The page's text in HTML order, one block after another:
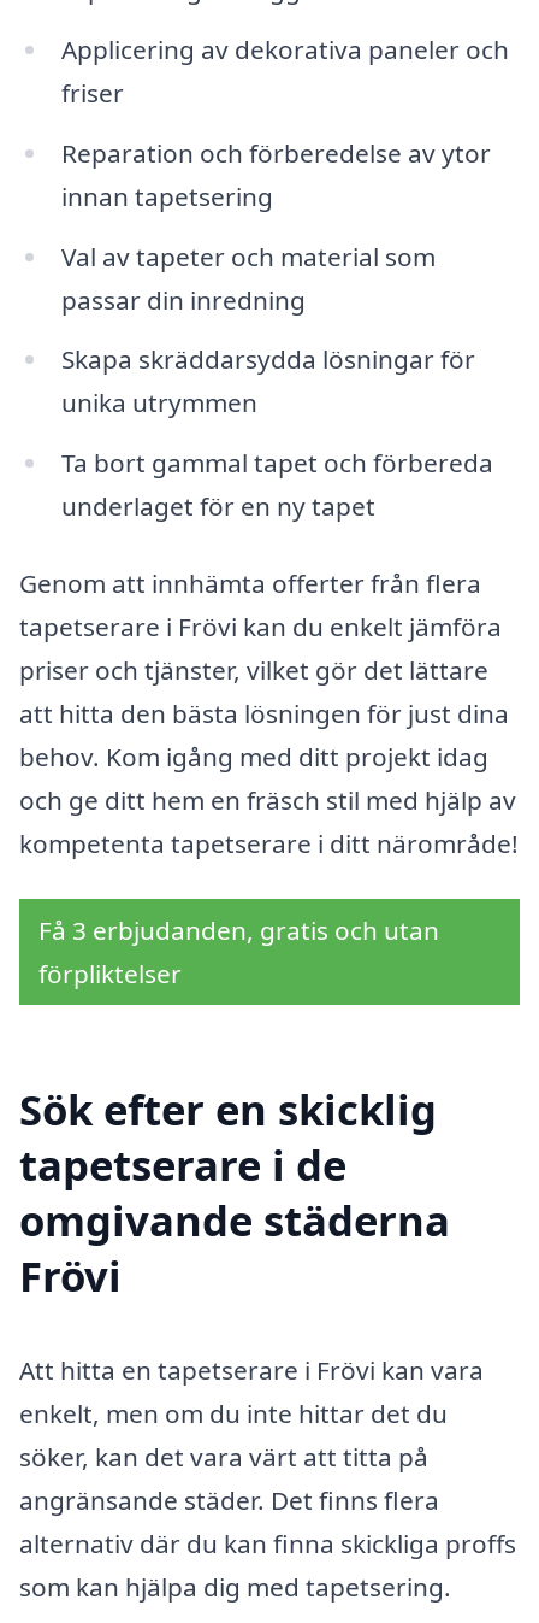
Applicering av dekorativa paneler och
friser
Reparation och förberedelse av ytor
innan tapetsering
Val av tapeter och material som
passar din inredning
Skapa skräddarsydda lösningar för
unika utrymmen
Ta bort gammal tapet och förbereda
underlaget för en ny tapet
Genom att innhämta offerter från flera
tapetserare i Frövi kan du enkelt jämföra
priser och tjänster, vilket gör det lättare
att hitta den bästa lösningen för just dina
behov. Kom igång med ditt projekt idag
och ge ditt hem en fräsch stil med hjälp av
kompetenta tapetserare i ditt närområde!
Få 3 erbjudanden, gratis och utan
förpliktelser
Sök efter en skicklig
tapetserare i de
omgivande städerna
Frövi
Att hitta en tapetserare i Frövi kan vara
enkelt, men om du inte hittar det du
söker, kan det vara värt att titta på
angränsande städer. Det finns flera
alternativ där du kan finna skickliga proffs
som kan hjälpa dig med tapetsering.